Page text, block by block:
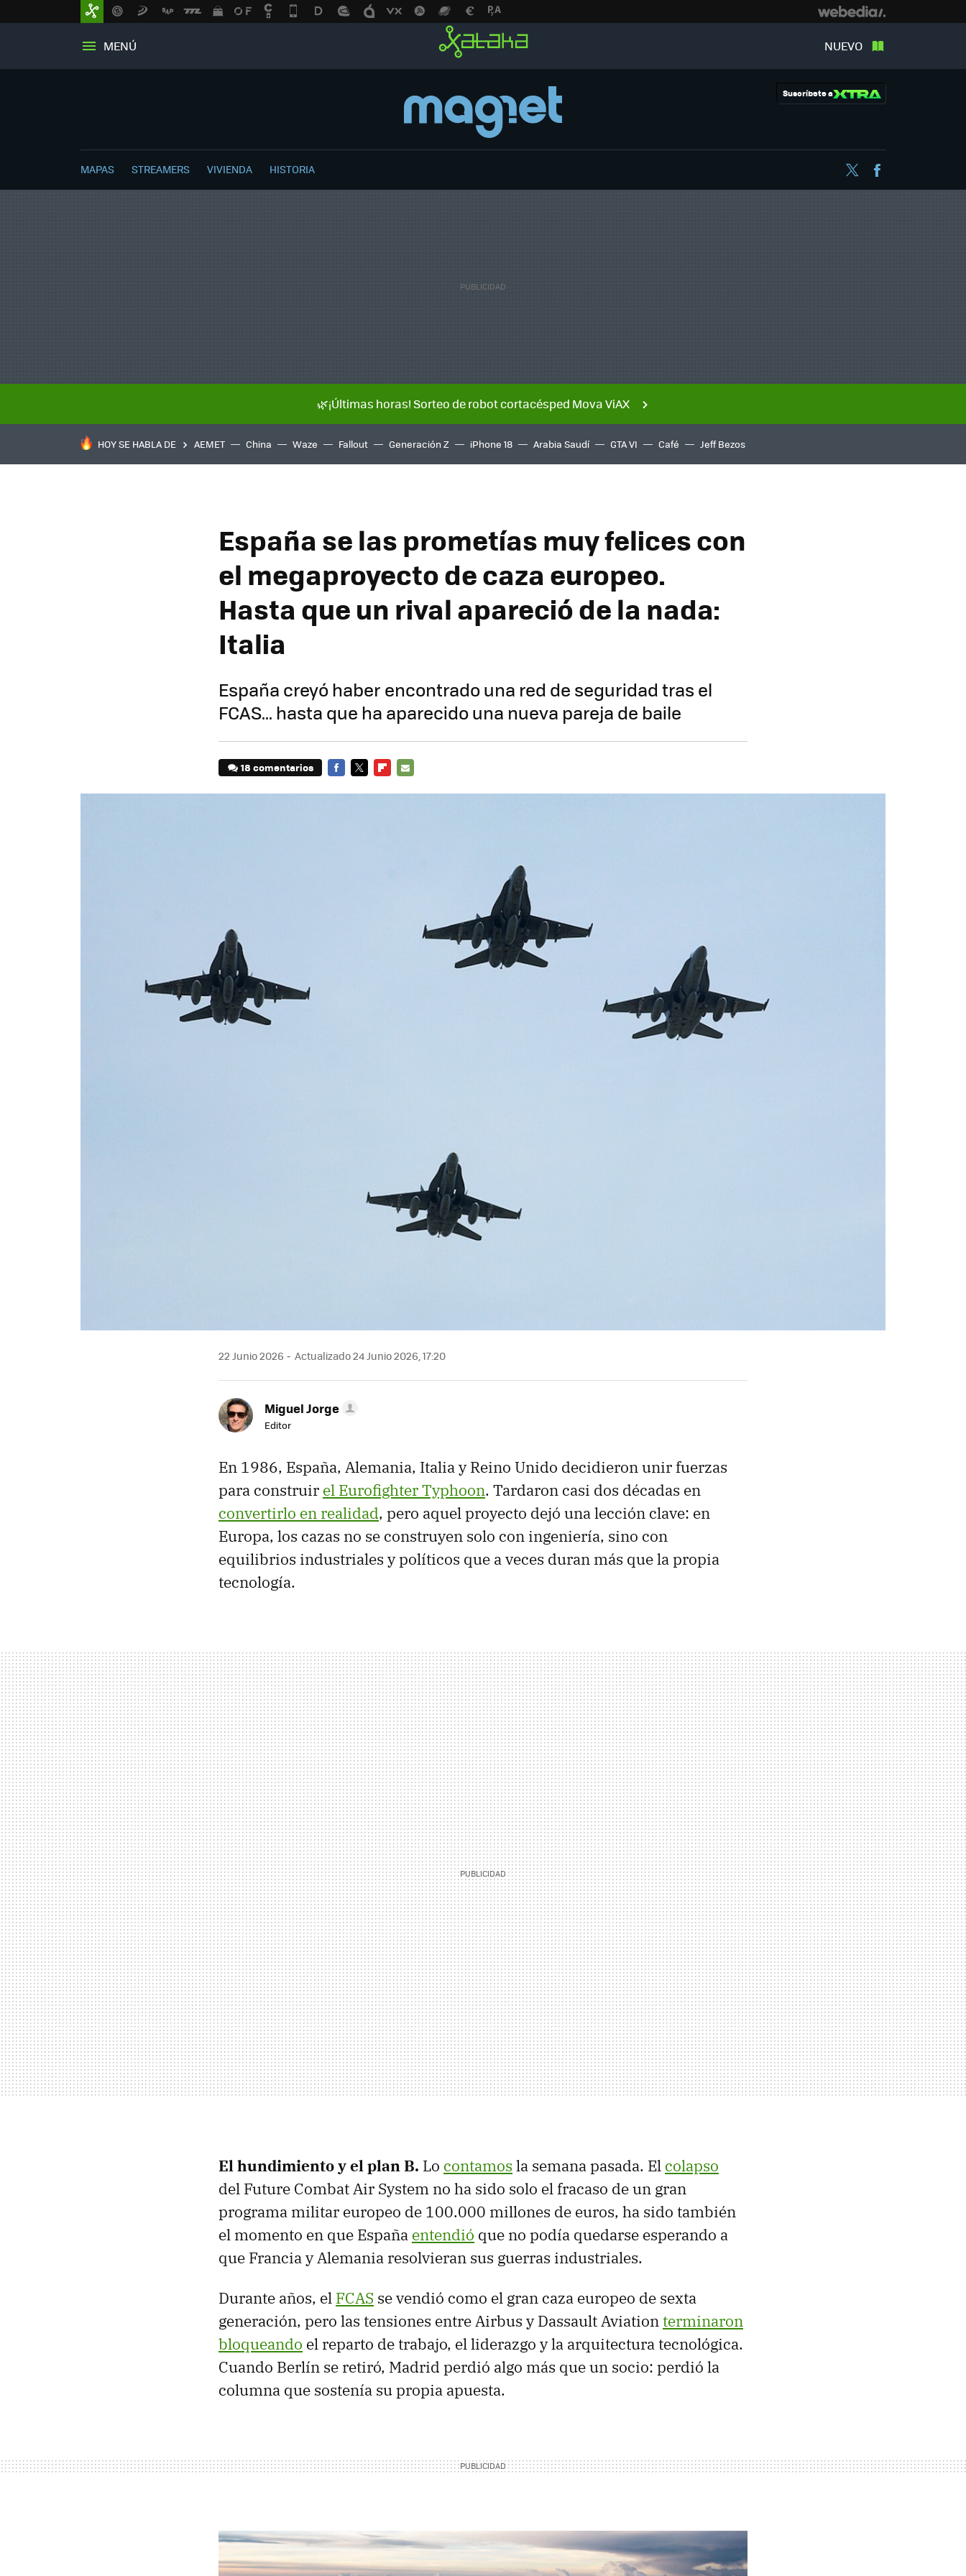
MENÚ NUEVO
Suscríbete a
MAPAS STREAMERS VIVIENDA HISTORIA Twitter
🌿¡Últimas horas! Sorteo de robot cortacésped Mova ViAX
HOY SE HABLA DE AEMET China Waze Fallout Generación Z iPhone 18 Arabia Saudí GTA VI Café Jeff Bezos
España se las prometías muy felices con
el megaproyecto de caza europeo.
Hasta que un rival apareció de la nada:
Italia
España creyó haber encontrado una red de seguridad tras el
FCAS... hasta que ha aparecido una nueva pareja de baile
18 comentarios
22 Junio 2026 Actualizado 24 Junio 2026, 17:20
Miguel Jorge
Editor
En 1986, España, Alemania, Italia y Reino Unido decidieron unir fuerzas
para construir el Eurofighter Typhoon. Tardaron casi dos décadas en
convertirlo en realidad, pero aquel proyecto dejó una lección clave: en
Europa, los cazas no se construyen solo con ingeniería, sino con
equilibrios industriales y políticos que a veces duran más que la propia
tecnología.
El hundimiento y el plan B. Lo contamos la semana pasada. El colapso
del Future Combat Air System no ha sido solo el fracaso de un gran
programa militar europeo de 100.000 millones de euros, ha sido también
el momento en que España entendió que no podía quedarse esperando a
que Francia y Alemania resolvieran sus guerras industriales.
Durante años, el FCAS se vendió como el gran caza europeo de sexta
generación, pero las tensiones entre Airbus y Dassault Aviationterminaron
bloqueando el reparto de trabajo, el liderazgo y la arquitectura tecnológica.
Cuando Berlín se retiró, Madrid perdió algo más que un socio: perdió la
columna que sostenía su propia apuesta.